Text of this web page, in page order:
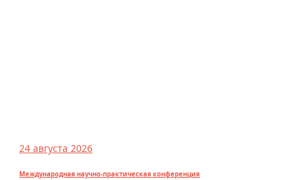
24 августа 2026
Международная научно-практическая конференция